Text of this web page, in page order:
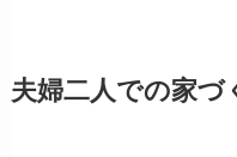
夫婦二人での家づ